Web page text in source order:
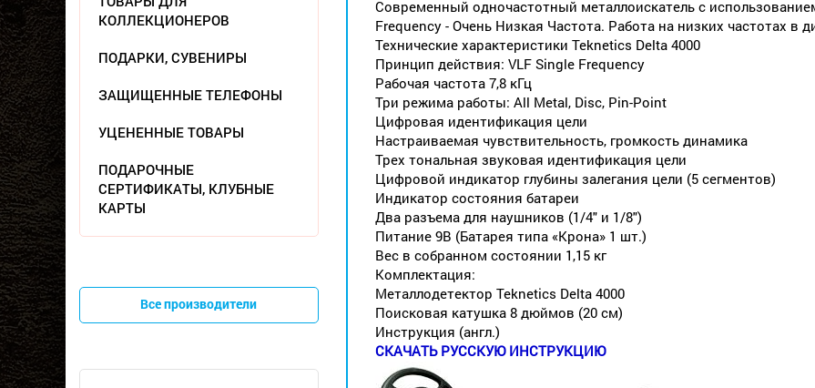
КОЛЛЕКЦИОНЕРОВ
ПОДАРКИ, СУВЕНИРЫ
ЗАЩИЩЕННЫЕ ТЕЛЕФОНЫ
УЦЕНЕННЫЕ ТОВАРЫ
ПОДАРОЧНЫЕ
СЕРТИФИКАТЫ, КЛУБНЫЕ
КАРТЫ
Все производители
Современный одночастотный металлоискатель с
Frequency - Очень Низкая Частота. Работа на низких частотах в
Технические характеристики Teknetics Delta 4000
Принцип действия: VLF Single Frequency
Рабочая частота 7,8 кГц
Три режима работы: All Metal, Disc, Pin-Point
Цифровая идентификация цели
Настраиваемая чувствительность, громкость динамика
Трех тональная звуковая идентификация цели
Цифровой индикатор глубины залегания цели (5 сегментов)
Индикатор состояния батареи
Два разъема для наушников (1/4" и 1/8")
Питание 9В (Батарея типа «Крона» 1 шт.)
Вес в собранном состоянии 1,15 кг
Комплектация:
Металлодетектор Teknetics Delta 4000
Поисковая катушка 8 дюймов (20 см)
Инструкция (англ.)
СКАЧАТЬ РУССКУЮ ИНСТРУКЦИЮ